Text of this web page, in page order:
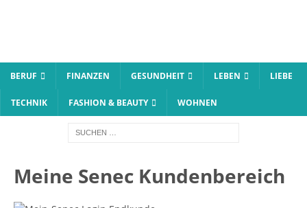
BERUF FINANZEN GESUNDHEIT LEBEN LIEBE
TECHNIK FASHION & BEAUTY WOHNEN
Meine Senec Kundenbereich